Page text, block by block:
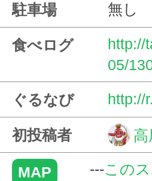
駐車場 無し
食べログ
http://
05/
ぐるなび http://
初投稿者 高
MAP ---この